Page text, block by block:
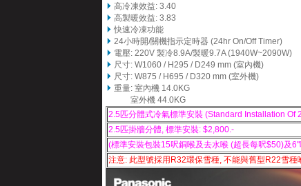
高冷凍效益: 3.40
高製暖效益: 3.83
快速冷凍功能
24小時開/關機指示定時器 (24hr On/Off Timer)
電壓: 220V 製冷8.9A/製暖9.7A (1940W~2090W)
尺寸: W1060 / H295 / D249 mm (室內機)
尺寸: W875 / H695 / D320 mm (室外機)
重量: 室內機 14.0KG
室外機 44.0KG
2.5匹分體式冷氣標準安裝 (Standard Installation Of
2.5匹掛牆分體, 標準安裝: $2,800.-
(標準安裝包裝15呎銅喉及去水喉 (超長每呎$50)及
注意: 此型號採用R32環保雪種, 不能與舊型R22雪種